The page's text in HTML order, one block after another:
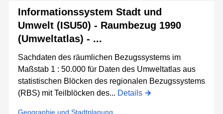
Informationssystem Stadt und
Umwelt (ISU50) - Raumbezug 1990
(Umweltatlas) - ...
Sachdaten des räumlichen Bezugssystems im
Maßstab 1 : 50.000 für Daten des Umweltatlas aus
statistischen Blöcken des regionalen Bezugssystems
(RBS) mit Teilblöcken des... Details
Geographie und Stadtplanung